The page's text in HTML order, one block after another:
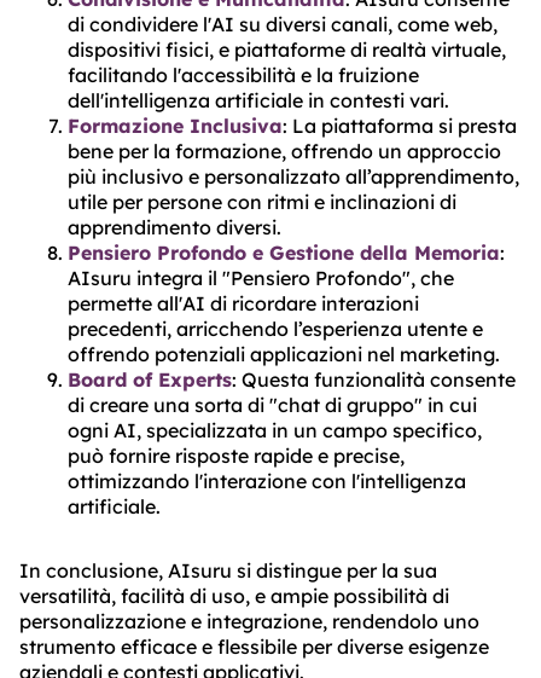
di condividere l'AI su diversi canali, come web,
dispositivi fisici, e piattaforme di realtà virtuale,
facilitando l'accessibilità e la fruizione
dell'intelligenza artificiale in contesti vari​​.
Formazione Inclusiva: La piattaforma si presta
bene per la formazione, offrendo un approccio
più inclusivo e personalizzato all’apprendimento,
utile per persone con ritmi e inclinazioni di
apprendimento diversi​​​​.
Pensiero Profondo e Gestione della Memoria:
AIsuru integra il "Pensiero Profondo", che
permette all'AI di ricordare interazioni
precedenti, arricchendo l’esperienza utente e
offrendo potenziali applicazioni nel marketing​​.
Board of Experts: Questa funzionalità consente
di creare una sorta di "chat di gruppo" in cui
ogni AI, specializzata in un campo specifico,
può fornire risposte rapide e precise,
ottimizzando l'interazione con l'intelligenza
artificiale​​.
In conclusione, AIsuru si distingue per la sua
versatilità, facilità di uso, e ampie possibilità di
personalizzazione e integrazione, rendendolo uno
strumento efficace e flessibile per diverse esigenze
aziendali e contesti applicativi.